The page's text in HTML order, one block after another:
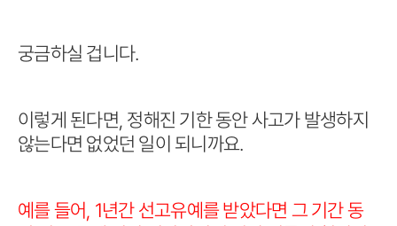
궁금하실 겁니다.
이렇게 된다면, 정해진 기한 동안 사고가 발생하지
않는다면 없었던 일이 되니까요.
예를 들어, 1년간 선고유예를 받았다면 그 기간 동